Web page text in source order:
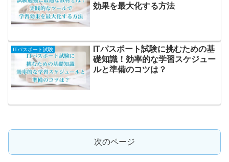
効果を最大化する方法
ITパスポート試験
ITパスポート試験に挑むための基
礎知識！効率的な学習スケジュー
ルと準備のコツは？
次のページ